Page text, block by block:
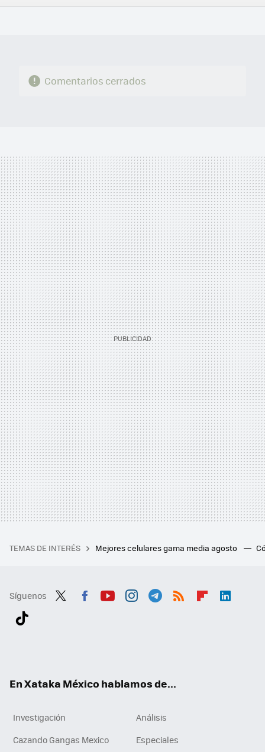
FACEBOOK
TWITTERFLIPBOARD
E-
WHATSAPP
Comentarios cerrados
TEMAS DE INTERÉS Mejores celulares gama media agosto
Síguenos
En Xataka México hablamos de...
Investigación
Análisis
Cazando Gangas Mexico
Especiales